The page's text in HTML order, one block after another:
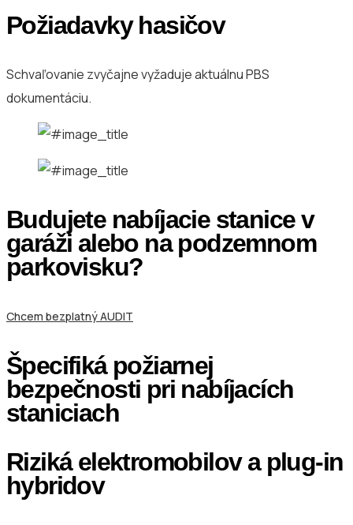
Požiadavky hasičov
Schvaľovanie zvyčajne vyžaduje aktuálnu PBS
dokumentáciu.
Budujete nabíjacie stanice v
garáži alebo na podzemnom
parkovisku?
Chcem bezplatný AUDIT
Špecifiká požiarnej
bezpečnosti pri nabíjacích
staniciach
Riziká elektromobilov a plug-in
hybridov